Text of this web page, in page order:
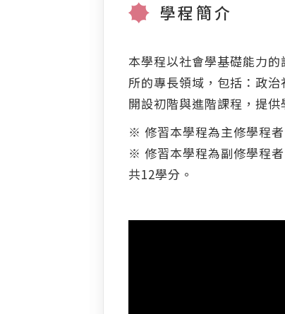
學程簡介
本學程以社會學基礎能力
所的專長領域，包括：政
開設初階與進階課程，提
※ 修習本學程為主修學程
※ 修習本學程為副修學程
共12學分。